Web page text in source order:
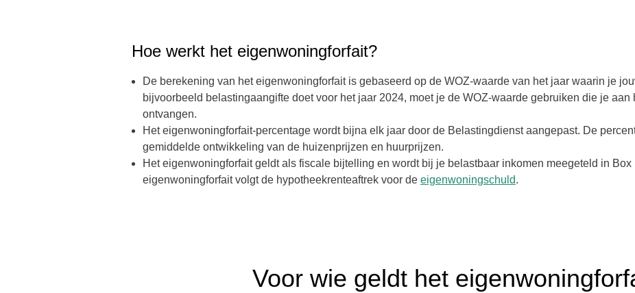
Hoe werkt het eigenwoningforfait?
De berekening van het eigenwoningforfait is gebaseerd op de WOZ-waarde van het jaar waarin je
bijvoorbeeld belastingaangifte doet voor het jaar 2024, moet je de WOZ-waarde gebruiken die je aan
ontvangen.
Het eigenwoningforfait-percentage wordt bijna elk jaar door de Belastingdienst aangepast. De
gemiddelde ontwikkeling van de huizenprijzen en huurprijzen.
Het eigenwoningforfait geldt als fiscale bijtelling en wordt bij je belastbaar inkomen meegeteld in
eigenwoningforfait volgt de hypotheekrenteaftrek voor de eigenwoningschuld.
Voor wie geldt het